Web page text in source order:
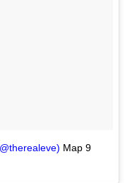
Мар 9